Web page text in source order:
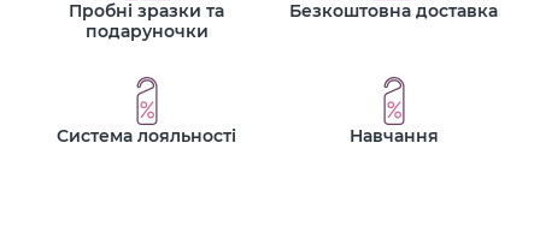
Пробні зразки та
подаруночки
Безкоштовна доставка
Система лояльності Навчання